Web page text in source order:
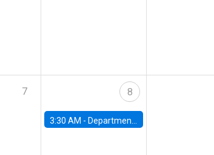
7 8
3:30 AM - Department Seminar: James Robinson